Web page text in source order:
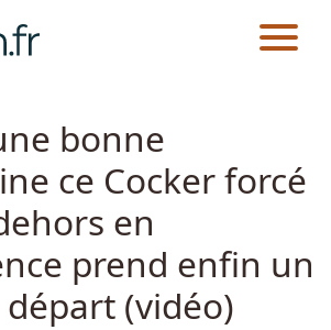
Races
bonne
ce Cocker forcé
en
prend enfin un
(vidéo)